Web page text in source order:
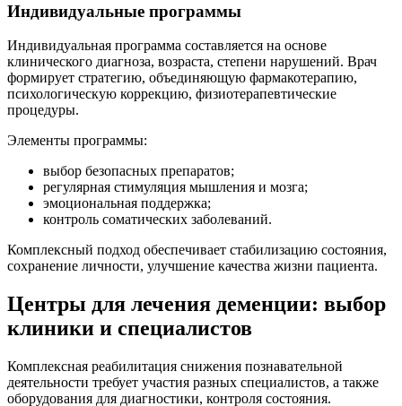
Индивидуальные программы
Индивидуальная программа составляется на основе
клинического диагноза, возраста, степени нарушений. Врач
формирует стратегию, объединяющую фармакотерапию,
психологическую коррекцию, физиотерапевтические
процедуры.
Элементы программы:
выбор безопасных препаратов;
регулярная стимуляция мышления и мозга;
эмоциональная поддержка;
контроль соматических заболеваний.
Комплексный подход обеспечивает стабилизацию состояния,
сохранение личности, улучшение качества жизни пациента.
Центры для лечения деменции: выбор
клиники и специалистов
Комплексная реабилитация снижения познавательной
деятельности требует участия разных специалистов, а также
оборудования для диагностики, контроля состояния.